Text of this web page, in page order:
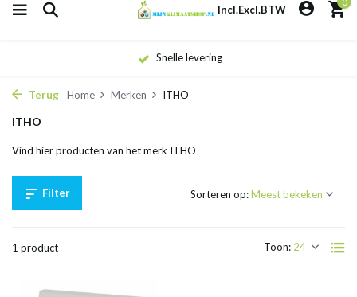
Incl.Excl.BTW
Snelle levering
Terug Home Merken ITHO
ITHO
Vind hier producten van het merk ITHO
Filter
1 product Toon:
Sorteren op: